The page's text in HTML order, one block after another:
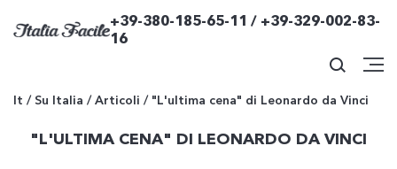
+39-380-185-65-11 / +39-329-002-83-
16
It /Su Italia /Articoli / "L'ultima cena" di Leonardo da Vinci
"L'ULTIMA CENA" DI LEONARDO DA VINCI